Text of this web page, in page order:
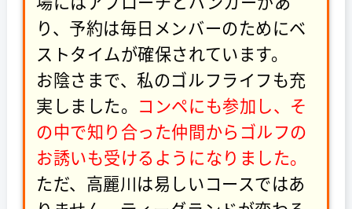
り、予約は毎日メンバーのためにベ
ストタイムが確保されています。
お陰さまで、私のゴルフライフも充
実しました。 コンペにも参加し、そ
の中で知り合った仲間からゴルフの
お誘いも受けるようになりました。
ただ、高麗川は易しいコースではあ